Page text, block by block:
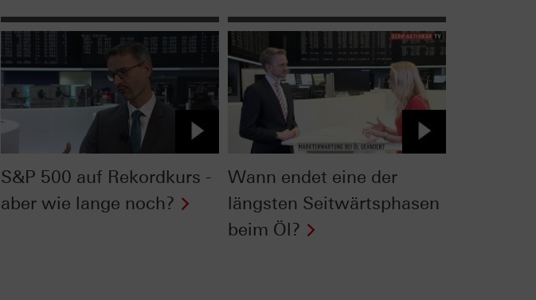
S&P 500 auf Rekordkurs -
aber wie lange noch?
Wann endet eine der
längsten Seitwärtsphasen
beim Öl?